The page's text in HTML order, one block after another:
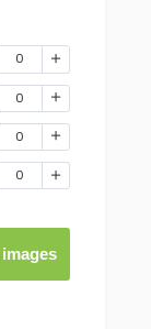
0
0
0
0